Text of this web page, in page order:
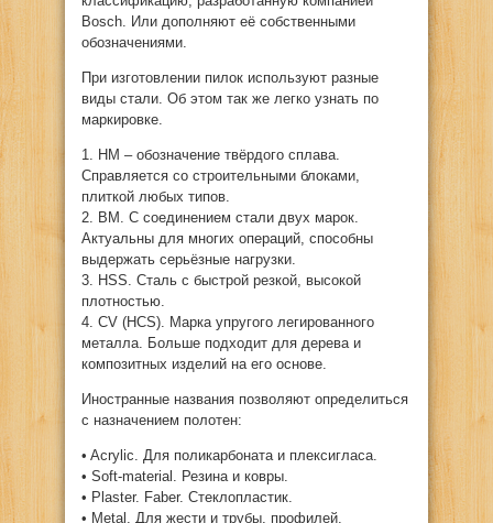
Bosch. Или дополняют её собственными
обозначениями.
При изготовлении пилок используют разные
виды стали. Об этом так же легко узнать по
маркировке.
1. HM – обозначение твёрдого сплава.
Справляется со строительными блоками,
плиткой любых типов.
2. BM. С соединением стали двух марок.
Актуальны для многих операций, способны
выдержать серьёзные нагрузки.
3. HSS. Сталь с быстрой резкой, высокой
плотностью.
4. CV (НCS). Марка упругого легированного
металла. Больше подходит для дерева и
композитных изделий на его основе.
Иностранные названия позволяют определиться
с назначением полотен:
• Acrylic. Для поликарбоната и плексигласа.
• Soft-material. Резина и ковры.
• Plaster. Faber. Стеклопластик.
• Metal. Для жести и трубы, профилей.